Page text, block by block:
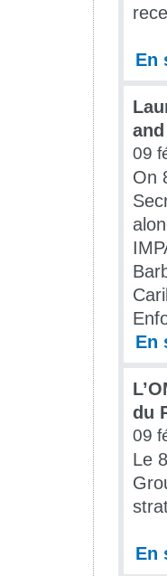
En
09
On
En
du
09
Le
En